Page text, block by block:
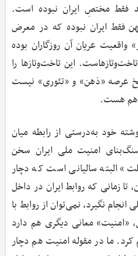
فقط مختصِ ایران نبوده است.
فقط ایران نبوده که در معرض
واقعیت عریان آن روزگاران بوده
این تاخت‌وتازها را
عرصه «ذهن» و «تئوری» نیست
هم هست.
خود به‌درستی از رابطه میان
امنیت ملی ایران سخن
البته سالیانی است که دچار
زمانی که روابط ایران در داخل
نگیرد، نمی‌توان از روابط با
معانی دیگری هم دارد
کرد. ما در مقوله امنیت هم دچار